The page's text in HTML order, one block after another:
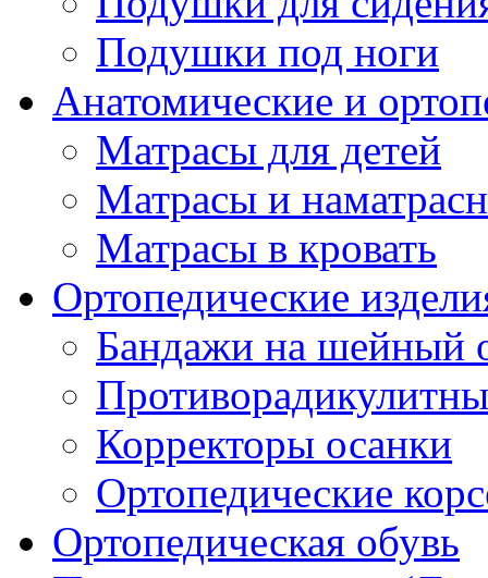
Подушки под ноги
Анатомические и
Матрасы для детей
Матрасы и
Матрасы в кровать
Ортопедические
Бандажи на шейный
Корректоры осанки
Ортопедические
Ортопедическая обувь